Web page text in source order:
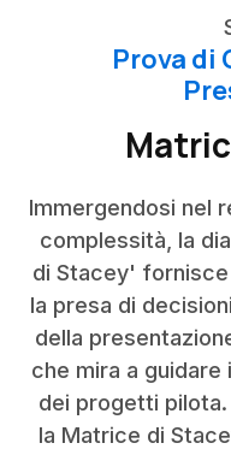
Prova di
Immergendosi nel
complessità, la
di Stacey'
la presa di
della
che mira a
dei progetti
la Matrice di